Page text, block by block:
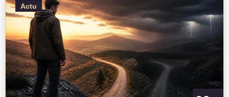
Actu